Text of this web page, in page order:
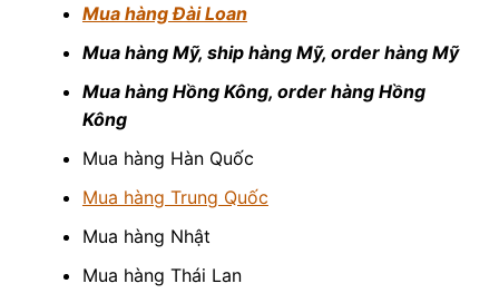
Mua hàng Đài Loan
Mua hàng Mỹ, ship hàng Mỹ, order hàng Mỹ
Mua hàng Hồng Kông, order hàng Hồng
Kông
Mua hàng Hàn Quốc
Mua hàng Trung Quốc
Mua hàng Nhật
Mua hàng Thái Lan